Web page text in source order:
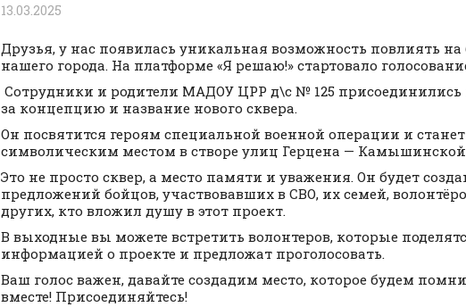
13.03.2025
Друзья, у нас появилась уникальная возможность повлиять на
нашего города. На платформе «Я решаю!» стартовало
Сотрудники и родители МАДОУ ЦРР д\с № 125 присоединились
за концепцию и название нового сквера.
Он посвятится героям специальной военной операции и станет
символическим местом в створе улиц Герцена —
Это не просто сквер, а место памяти и уважения. Он будет
предложений бойцов, участвовавших в СВО, их семей,
других, кто вложил душу в этот проект.
В выходные вы можете встретить волонтеров, которые
информацией о проекте и предложат проголосовать.
Ваш голос важен, давайте создадим место, которое будем
вместе! Присоединяйтесь!